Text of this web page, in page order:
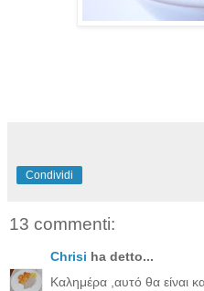
Condividi
13 commenti:
Chrisi ha detto...
Καλημέρα ,αυτό θα είναι